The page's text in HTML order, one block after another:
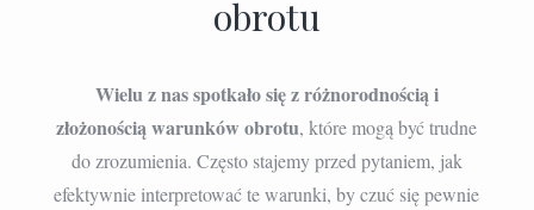
obrotu
Wielu z nas spotkało się z różnorodnością i
złożonością warunków obrotu, które mogą być trudne
do zrozumienia. Często stajemy przed pytaniem, jak
efektywnie interpretować te warunki, by czuć się pewnie